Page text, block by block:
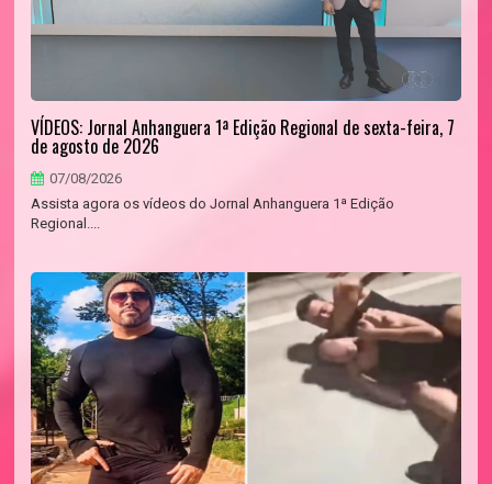
VÍDEOS: Jornal Anhanguera 1ª Edição Regional de sexta-feira, 7
de agosto de 2026
07/08/2026
Assista agora os vídeos do Jornal Anhanguera 1ª Edição
Regional....